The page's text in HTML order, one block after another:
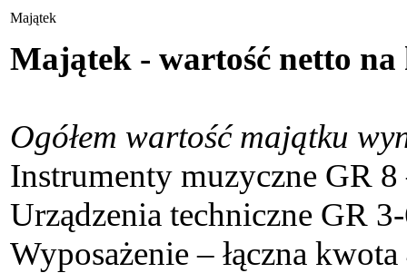
Majątek
Majątek - wartość netto na
Ogółem wartość majątku
Instrumenty muzyczne GR 8
Urządzenia techniczne GR
Wyposażenie – łączna